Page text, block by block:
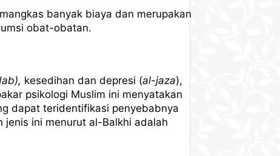
banyak biaya dan merupakan
obat-obatan.
kesedihan dan depresi (al-jaza),
psikologi Muslim ini menyatakan
dapat teridentifikasi penyebabnya
jenis ini menurut al-Balkhi adalah